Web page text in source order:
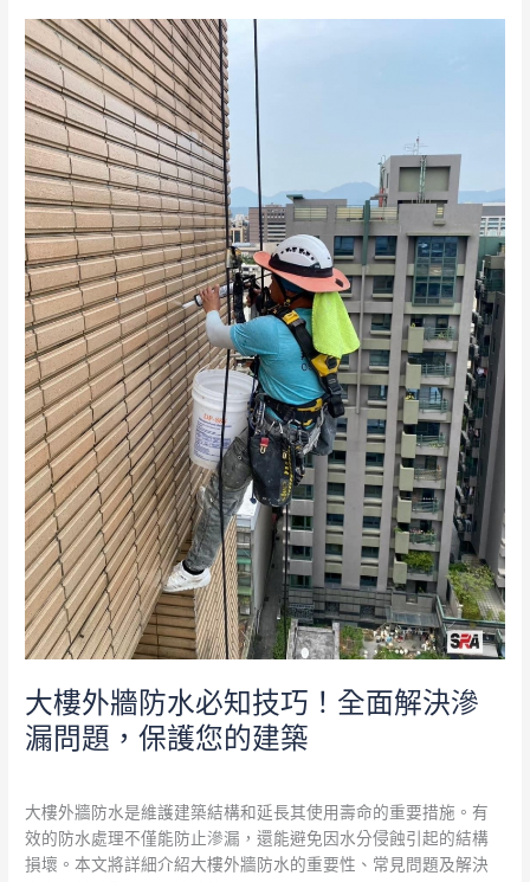
大樓外牆防水必知技巧！全面解決滲
漏問題，保護您的建築
大樓外牆防水是維護建築結構和延長其使用壽命的重要措施。有
效的防水處理不僅能防止滲漏，還能避免因水分侵蝕引起的結構
損壞。本文將詳細介紹大樓外牆防水的重要性、常見問題及解決
大
樓
外
牆
防
水
必
知
技
巧！
全
面
解
決
滲
漏
問
題，
保
護
您
的
建
築